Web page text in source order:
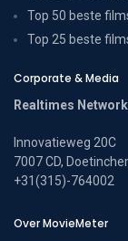
Top 50 beste
Top 25 beste
Corporate & Media
Realtimes Network
Innovatieweg 20C
7007 CD,
+31(315)-764002
Over MovieMeter